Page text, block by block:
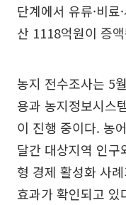
단계에서 유류·비
산 1118억원이 증
농지 전수조사는 5
용과 농지정보시스
이 진행 중이다. 농
달간 대상지역 인구
형 경제 활성화 사
효과가 확인되고